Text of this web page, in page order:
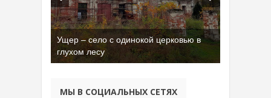
Ущер – село с одинокой церковью в
глухом лесу
МЫ В СОЦИАЛЬНЫХ СЕТЯХ